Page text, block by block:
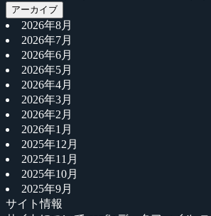
アーカイブ
2026年8月
2026年7月
2026年6月
2026年5月
2026年4月
2026年3月
2026年2月
2026年1月
2025年12月
2025年11月
2025年10月
2025年9月
サイト情報